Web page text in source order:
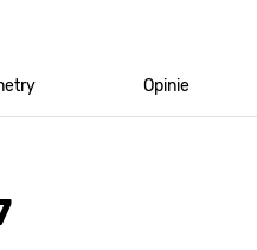
Opinie